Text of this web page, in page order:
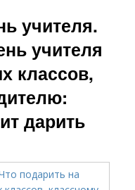
учителя.
учителя
классов,
дарить